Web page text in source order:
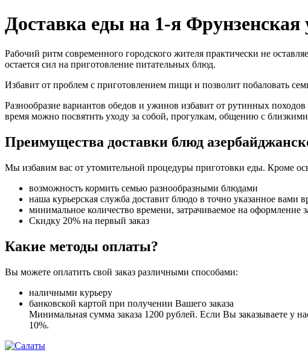
Доставка еды на 1-я Фрунзенская
Рабочий ритм современного городского жителя практически не
остается сил на приготовление питательных блюд.
Избавит от проблем с приготовлением пищи и позволит побаловать
Разнообразие вариантов обедов и ужинов избавит от рутинных
время можно посвятить уходу за собой, прогулкам, общению с
Преимущества доставки блюд
Мы избавим вас от утомительной процедуры приготовки еды. Кроме
возможность кормить семью разнообразными блюдами
наша курьерская служба доставит блюдо в точно указанное вами
минимальное количество времени, затрачиваемое на оформление
Скидку 20% на первый заказ
Какие методы оплаты?
Вы можете оплатить свой заказ различными способами:
наличными курьеру
банковской картой при получении Вашего заказа
Минимальная сумма заказа 1200 рублей. Если Вы заказываете у
10%.